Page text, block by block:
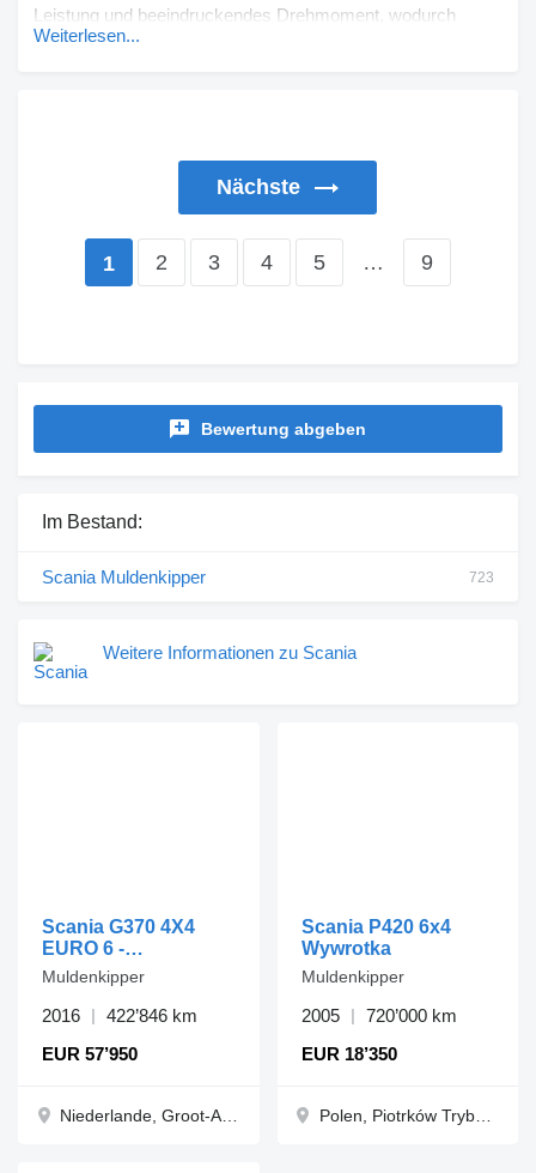
Leistung und beeindruckendes Drehmoment, wodurch
Transporte recht gut zu bewältigen sind. Das Opticruise-
etwas eng. Insgesamt verbindet er Leistung und Nutzwert
Weiterlesen...
Nächste
1 2 3 4 5 … 9
Bewertung abgeben
Im Bestand:
Scania Muldenkipper 723
Weitere Informationen zu Scania
Scania G370 4X4
EURO 6 -
PALFINGER PK9002
EH + REMOTE
CONTROL
EUR 57’950
Muldenkipper
2016 422’846 km
Scania P420 6x4
Wywrotka
EUR 18’350
Muldenkipper
2005 720’000 km
Polen, Piotrków Trybunalski